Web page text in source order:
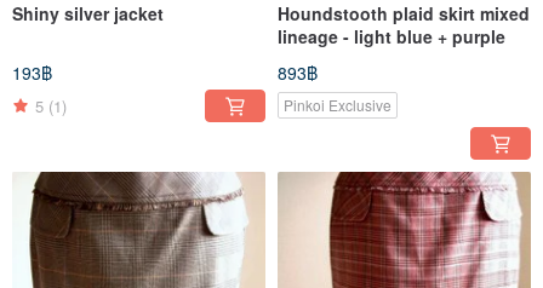
Shiny silver jacket
193฿
5 (1)
Houndstooth plaid skirt mixed
lineage - light blue + purple
893฿
Pinkoi Exclusive